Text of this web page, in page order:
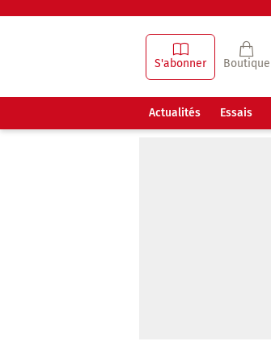
S'abonner Boutique
Actualités Essais